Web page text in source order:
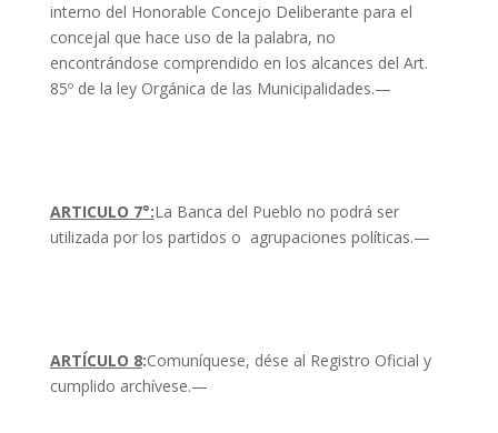
interno del Honorable Concejo Deliberante para el
concejal que hace uso de la palabra, no
encontrándose comprendido en los alcances del Art.
85º de la ley Orgánica de las Municipalidades.—
ARTICULO 7°:La Banca del Pueblo no podrá ser
utilizada por los partidos o agrupaciones políticas.—
ARTÍCULO 8:Comuníquese, dése al Registro Oficial y
cumplido archívese.—